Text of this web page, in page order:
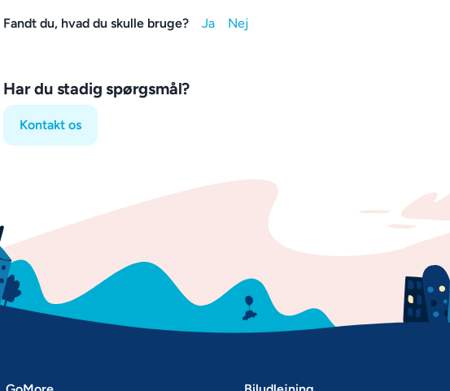
Fandt du, hvad du skulle bruge?
Har du stadig spørgsmål?
Kontakt os